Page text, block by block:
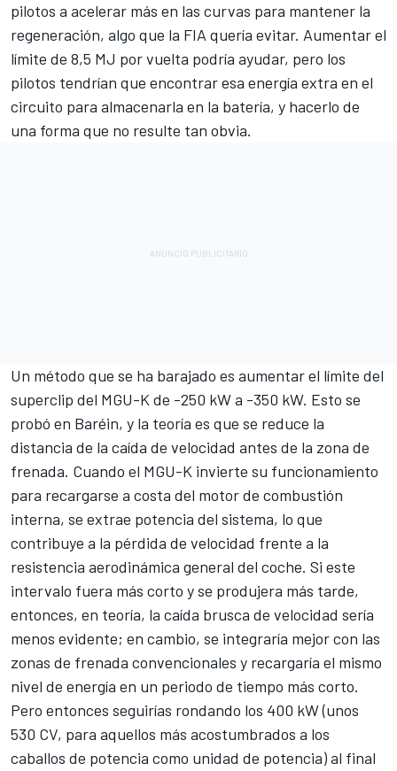
pilotos a acelerar más en las curvas para mantener la
regeneración, algo que la FIA quería evitar. Aumentar el
límite de 8,5 MJ por vuelta podría ayudar, pero los
pilotos tendrían que encontrar esa energía extra en el
circuito para almacenarla en la batería, y hacerlo de
una forma que no resulte tan obvia.
Un método que se ha barajado es aumentar el límite del
superclip del MGU-K de -250 kW a -350 kW. Esto se
probó en Baréin, y la teoría es que se reduce la
distancia de la caída de velocidad antes de la zona de
frenada. Cuando el MGU-K invierte su funcionamiento
para recargarse a costa del motor de combustión
interna, se extrae potencia del sistema, lo que
contribuye a la pérdida de velocidad frente a la
resistencia aerodinámica general del coche. Si este
intervalo fuera más corto y se produjera más tarde,
entonces, en teoría, la caída brusca de velocidad sería
menos evidente; en cambio, se integraría mejor con las
zonas de frenada convencionales y recargaría el mismo
nivel de energía en un periodo de tiempo más corto.
Pero entonces seguirías rondando los 400 kW (unos
530 CV, para aquellos más acostumbrados a los
caballos de potencia como unidad de potencia) al final